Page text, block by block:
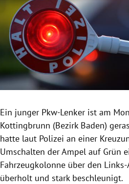
Untermenü
Untermenü
Untermenü
Untermenü
Untermenü
Ein junger Pkw-Lenker ist am
Kottingbrunn (Bezirk Baden)
hatte laut Polizei an einer
Umschalten der Ampel auf Grün
Fahrzeugkolonne über den
überholt und stark beschleunigt.